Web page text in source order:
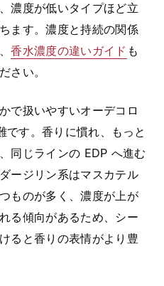
濃度が低いタイプほど立
ます。濃度と持続の関係
香水濃度の違いガイド も
さい。
で扱いやすいオーデコロ
です。香りに慣れ、もっと
同じラインの EDP へ進む
ージリン系はマスカテル
ものが多く、濃度が上が
る傾向があるため、シー
ると香りの表情がより豊